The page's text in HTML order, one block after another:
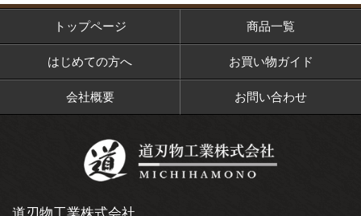
トップページ 商品一覧
はじめての方へ お買い物ガイド
会社概要 お問い合わせ
道刃物工業株式会社